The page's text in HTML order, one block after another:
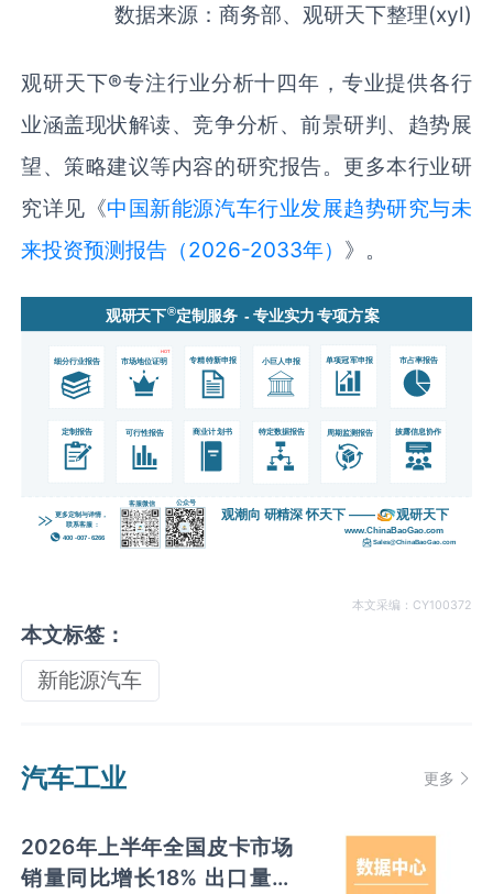
数据来源：商务部、观研天下整理(xyl)
观研天下®专注行业分析十四年，专业提供各行
业涵盖现状解读、竞争分析、前景研判、趋势展
望、策略建议等内容的研究报告。更多本行业研
究详见《中国新能源汽车行业发展趋势研究与未
来投资预测报告（2026-2033年） 》。
本文采编：CY100372
本文标签：
新能源汽车
汽车工业 更多
2026年上半年全国皮卡市场
销量同比增长18% 出口量同